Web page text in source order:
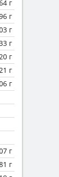
г
г
г
г
г
г
г
г
г